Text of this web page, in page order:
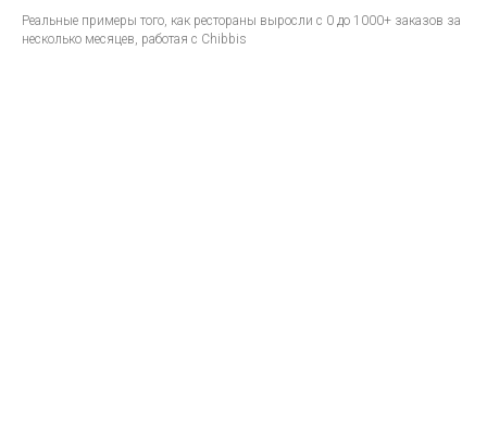
Реальные примеры того, как рестораны выросли с 0 до 1000+ заказов за
несколько месяцев, работая с Chibbis